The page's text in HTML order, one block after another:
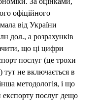
офіційного
від України
дол., а розрахунків
що ці цифри
послуг (це трохи
тут не включається в
методологія, і що
експорту послуг дещо